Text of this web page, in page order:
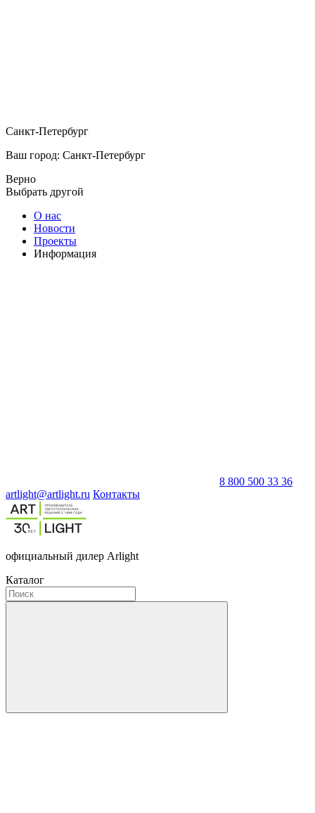
Санкт-Петербург
Ваш город: Санкт-Петербург
Верно
Выбрать другой
О нас
Новости
Проекты
Информация
8 800 500 33 36
artlight@artlight.ru Контакты
официальный дилер Arlight
Каталог